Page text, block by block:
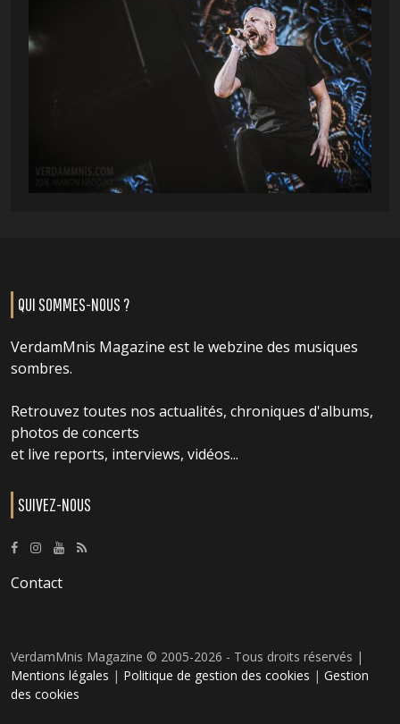
QUI SOMMES-NOUS ?
VerdamMnis Magazine est le webzine des musiques
sombres.
Retrouvez toutes nos actualités, chroniques d'albums,
photos de concerts
et live reports, interviews, vidéos...
SUIVEZ-NOUS
Contact
VerdamMnis Magazine © 2005-2026 - Tous droits réservés |
Mentions légales | Politique de gestion des cookies | Gestion
des cookies